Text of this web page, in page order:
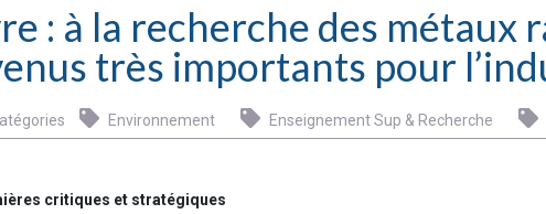
: à la recherche des métaux
très importants pour
Environnement Enseignement Sup & Recherche
critiques et stratégiques